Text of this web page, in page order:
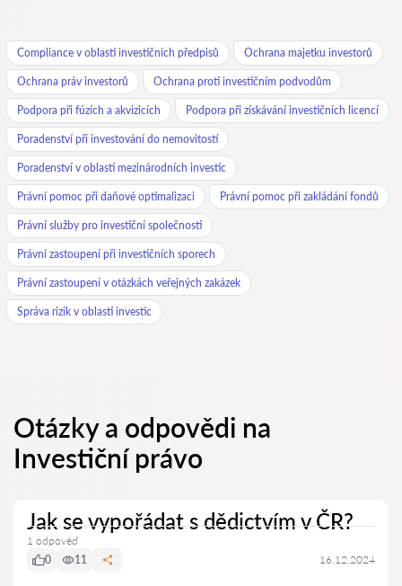
Compliance v oblasti investičních předpisů Ochrana majetku investorů
Ochrana práv investorů Ochrana proti investičním podvodům
Podpora při fúzích a akvizicích Podpora při získávání investičních licencí
Poradenství při investování do nemovitostí
Poradenství v oblasti mezinárodních investic
Právní pomoc při daňové optimalizaci Právní pomoc při zakládání fondů
Právní služby pro investiční společnosti
Právní zastoupení při investičních sporech
Právní zastoupení v otázkách veřejných zakázek
Správa rizik v oblasti investic
Otázky a odpovědi na
Investiční právo
Jak se vypořádat s dědictvím v ČR?
1 odpověď
0
11 16.12.2024